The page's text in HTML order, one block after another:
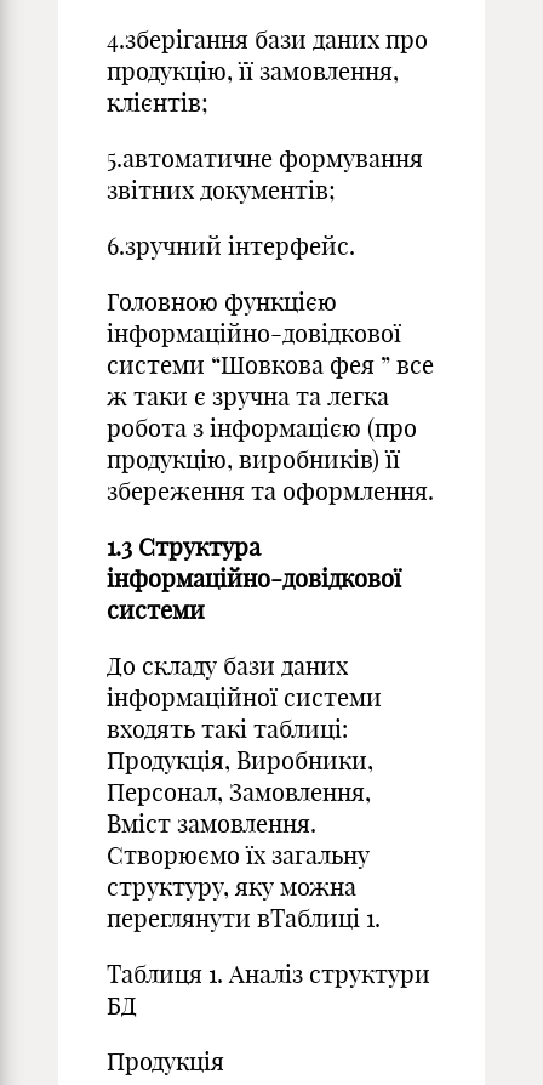
4.зберігання бази даних про
продукцію, її замовлення,
клієнтів;
5.автоматичне формування
звітних документів;
6.зручний інтерфейс.
Головною функцією
інформаційно-довідкової
системи “Шовкова фея ” все
ж таки є зручна та легка
робота з інформацією (про
продукцію, виробників) її
збереження та оформлення.
1.3 Структура
інформаційно-довідкової
системи
До складу бази даних
інформаційної системи
входять такі таблиці:
Продукція, Виробники,
Персонал, Замовлення,
Вміст замовлення.
Створюємо їх загальну
структуру, яку можна
переглянути вТаблиці 1.
Таблиця 1. Аналіз структури
БД
Продукція